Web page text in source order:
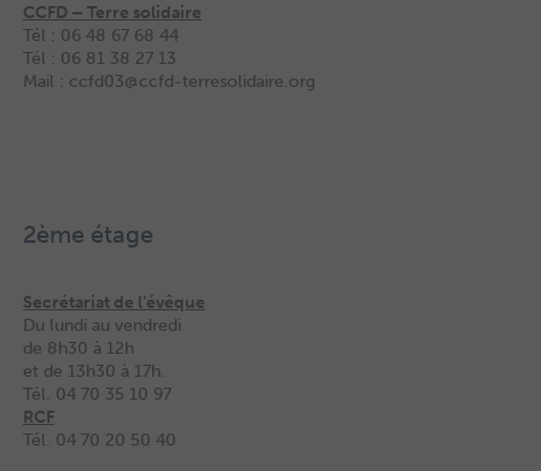
CCFD – Terre solidaire
Tél : 06 48 67 68 44
Tél : ‭06 81 38 27 13‬
Mail : ccfd03@ccfd-terresolidaire.org
2ème étage
Secrétariat de l’évêque
Du lundi au vendredi
de 8h30 à 12h
et de 13h30 à 17h.
Tél. 04 70 35 10 97
RCF
Tél. 04 70 20 50 40